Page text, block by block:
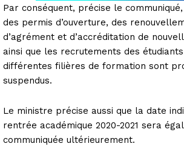
Par conséquent, précise le
des permis d’ouverture, des
d’agrément et d’accréditation de
ainsi que les recrutements des
différentes filières de formation sont
suspendus.
Le ministre précise aussi que la date
rentrée académique 2020-2021 sera
communiquée ultérieurement.